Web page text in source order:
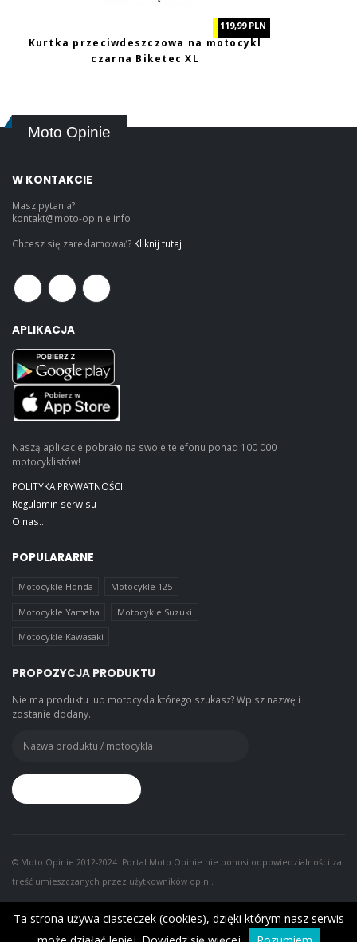
119,99 PLN
Kurtka przeciwdeszczowa na motocykl
czarna Biketec XL
Moto Opinie
W KONTAKCIE
Masz pytania?
kontakt@moto-opinie.info
Chcesz się zareklamować? Kliknij tutaj
APLIKACJA
Naszą aplikacje pobrało na swoje telefonu ponad 100 000
motocyklistów!
POLITYKA PRYWATNOŚCI
Regulamin serwisu
O nas...
POPULARARNE
Motocykle Honda Motocykle 125
Motocykle Yamaha Motocykle Suzuki
Motocykle Kawasaki
PROPOZYCJA PRODUKTU
Nie ma produktu lub motocykla którego szukasz? Wpisz nazwę i
zostanie dodany.
© Moto Opinie 2012-2024. Portal Moto Opinie nie ponosi odpowiedzialności za
treść umieszczanych przez użytkowników opini.
Ta strona używa ciasteczek (cookies), dzięki którym nasz serwis